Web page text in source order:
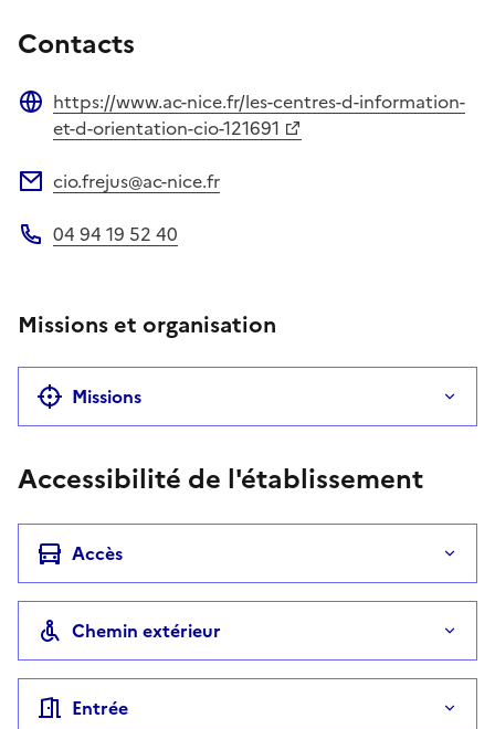
Contacts
Site web
https://www.ac-nice.fr/les-centres-d-information-
et-d-orientation-cio-121691
cio.frejus@ac-nice.fr
04 94 19 52 40
Missions et organisation
Missions
Accessibilité de l'établissement
Accès
Chemin extérieur
Entrée